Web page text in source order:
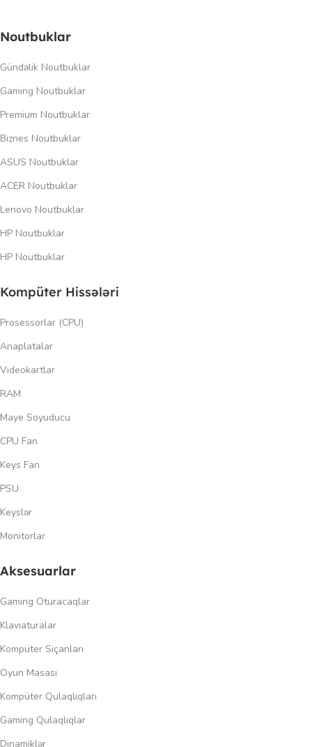
Noutbuklar
Gündəlik Noutbuklar
Gaming Noutbuklar
Premium Noutbuklar
Biznes Noutbuklar
ASUS Noutbuklar
ACER Noutbuklar
Lenovo Noutbuklar
HP Noutbuklar
HP Noutbuklar
Kompüter Hissələri
Prosessorlar (CPU)
Anaplatalar
Videokartlar
RAM
Maye Soyuducu
CPU Fan
Keys Fan
PSU
Keyslər
Monitorlar
Aksesuarlar
Gaming Oturacaqlar
Klaviaturalar
Kompüter Siçanları
Oyun Masası
Kompüter Qulaqlıqları
Gaming Qulaqlıqlar
Dinamiklər